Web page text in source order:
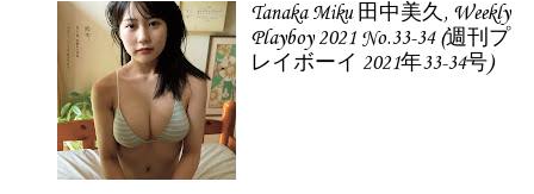
Tanaka Miku 田中美久, Weekly
Playboy 2021 No.33-34 (週刊プ
レイボーイ 2021年33-34号)